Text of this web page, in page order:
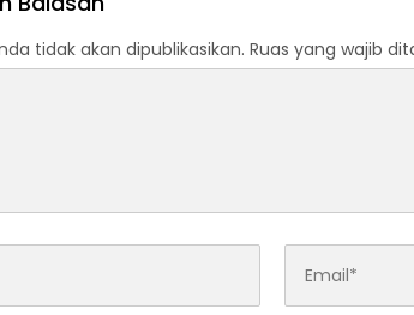
tidak akan dipublikasikan. Ruas yang wajib